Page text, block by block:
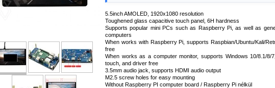
5.5inch AMOLED, 1920x1080 resolution
Toughened glass capacitive touch panel, 6H hardness
Supports popular mini PCs such as Raspberry Pi, as well as
computers
When works with Raspberry Pi, supports Raspbian/Ubuntu/Kali/
free
When works as a computer monitor, supports Windows 10/8.1/8/
touch, and driver free
3.5mm audio jack, supports HDMI audio output
M2.5 screw holes for easy mounting
Without Raspberry PI computer board / Raspberry Pi nélkül